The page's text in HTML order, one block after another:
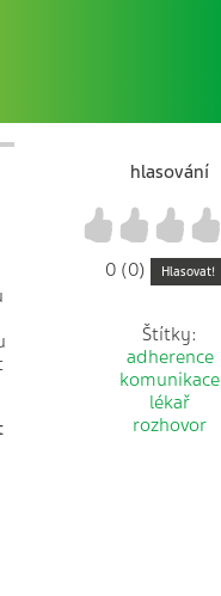
hlasování
3
2
1
0 (0) Hlasovat!
Štítky:
adherence
komunikace
lékař
rozhovor